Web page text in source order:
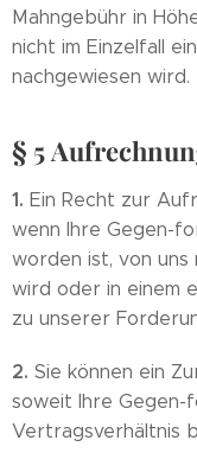
Mahngebühr in
nicht im Einzelfall
nachgewiesen wird.
§ 5
1. Ein Recht zur
wenn Ihre Gegen-
worden ist, von
wird oder in einem
zu unserer
2. Sie können ein
soweit Ihre Gegen-
Vertragsverhältnis